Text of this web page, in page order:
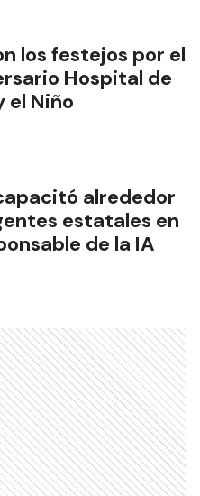
los festejos por el
Hospital de
el Niño
alrededor
estatales en
de la IA